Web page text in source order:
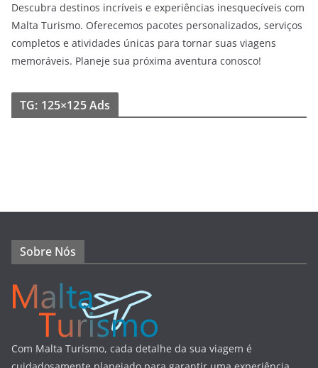
Descubra destinos incríveis e experiências inesquecíveis com
Malta Turismo. Oferecemos pacotes personalizados, serviços
completos e atividades únicas para tornar suas viagens
memoráveis. Planeje sua próxima aventura conosco!
TG: 125×125 Ads
Sobre Nós
Com Malta Turismo, cada detalhe da sua viagem é